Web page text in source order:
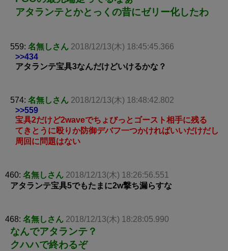
アタランテとかとっくの昔にゼリー化したわ
559: 名無しさん 2018/12/13(木) 18:45:45.366
>>434
アタランテ宝具3なんだけどいけるかな？
574: 名無しさん 2018/12/13(木) 18:48:42.802
>>559
宝具2だけど2waveでちょびっとゴースト相手に残る
てきとうに殴りか防御デバフ一つかければいいだけだし
周回に問題はない
460: 名無しさん 2018/12/13(木) 18:26:56.551
アタランテ宝具5でもたまに2w撃ち漏らすな
468: 名無しさん 2018/12/13(木) 18:28:05.990
なんでアタランテ？
クハハで終わるぞ